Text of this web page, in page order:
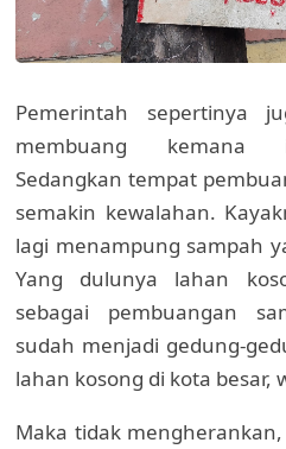
Pemerintah sepertinya
membuang kemana
Sedangkan tempat
semakin kewalahan.
lagi menampung sampah
Yang dulunya lahan
sebagai pembuangan
sudah menjadi gedung-
lahan kosong di kota besar,
Maka tidak